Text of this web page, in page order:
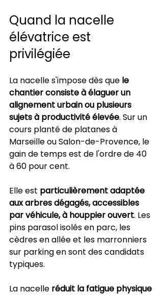
Quand la nacelle
élévatrice est
privilégiée
La nacelle s'impose dès que le
chantier consiste à élaguer un
alignement urbain ou plusieurs
sujets à productivité élevée. Sur un
cours planté de platanes à
Marseille ou Salon-de-Provence, le
gain de temps est de l'ordre de 40
à 60 pour cent.
Elle est particulièrement adaptée
aux arbres dégagés, accessibles
par véhicule, à houppier ouvert. Les
pins parasol isolés en parc, les
cèdres en allée et les marronniers
sur parking en sont des candidats
typiques.
La nacelle réduit la fatigue physique